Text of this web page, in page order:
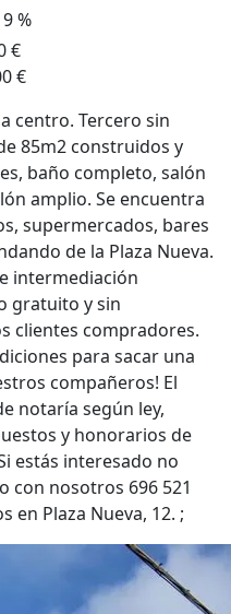
9 %
€
€
centro. Tercero sin
85m2 construidos y
baño completo, salón
amplio. Se encuentra
supermercados, bares
de la Plaza Nueva.
intermediación
gratuito y sin
clientes compradores.
para sacar una
compañeros! El
notaría según ley,
y honorarios de
estás interesado no
con nosotros 696 521
en Plaza Nueva, 12. ;